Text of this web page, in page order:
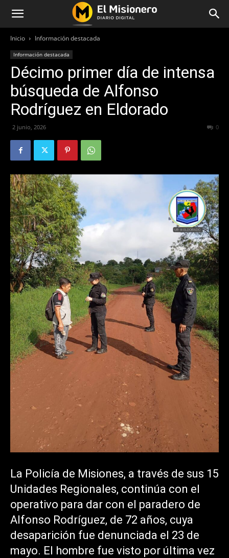
Inicio Información destacada
Información destacada
Décimo primer día de intensa
búsqueda de Alfonso
Rodríguez en Eldorado
2 junio, 2026 0
La Policía de Misiones, a través de sus 15
Unidades Regionales, continúa con el
operativo para dar con el paradero de
Alfonso Rodríguez, de 72 años, cuya
desaparición fue denunciada el 23 de
mayo. El hombre fue visto por última vez